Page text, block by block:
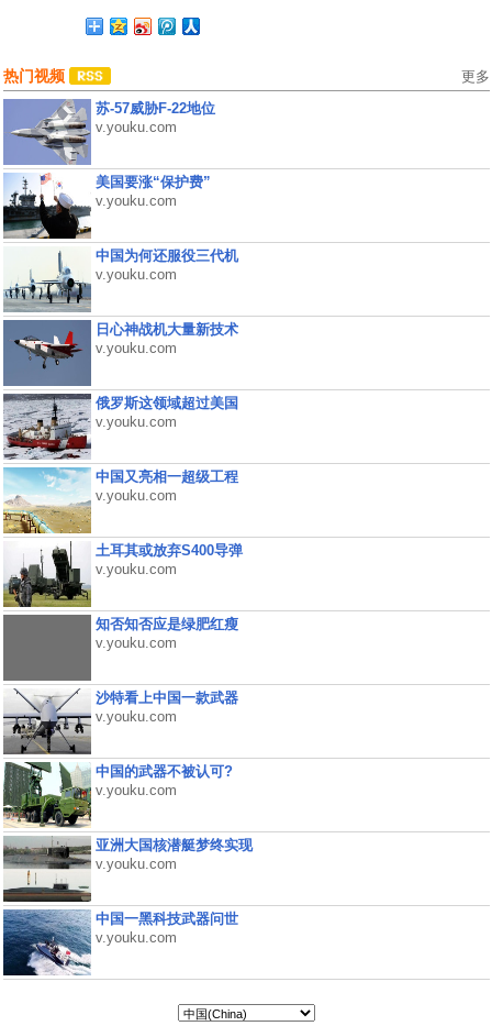
热门视频 更多
苏-57威胁F-22地位
v.youku.com
美国要涨“保护费”
v.youku.com
中国为何还服役三代机
v.youku.com
日心神战机大量新技术
v.youku.com
俄罗斯这领域超过美国
v.youku.com
中国又亮相一超级工程
v.youku.com
土耳其或放弃S400导弹
v.youku.com
知否知否应是绿肥红瘦
v.youku.com
沙特看上中国一款武器
v.youku.com
中国的武器不被认可?
v.youku.com
亚洲大国核潜艇梦终实现
v.youku.com
中国一黑科技武器问世
v.youku.com